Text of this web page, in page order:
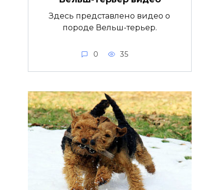
Здесь представлено видео о
породе Вельш-терьер.
0 35